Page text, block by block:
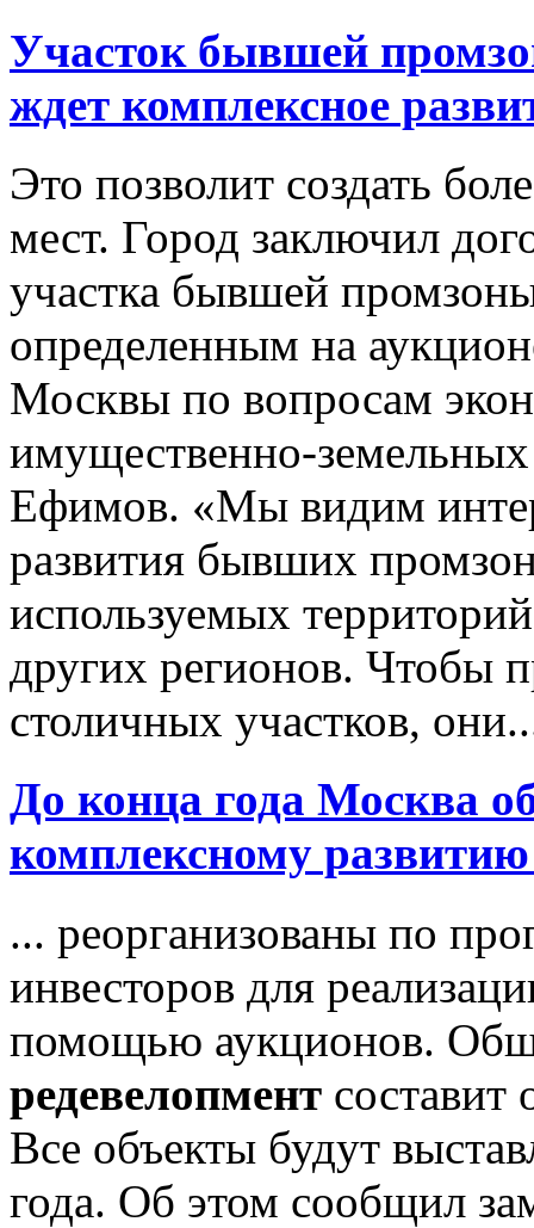
Участок бывшей
ждет комплексное
Это позволит создать
мест. Город заключил
участка бывшей
определенным на
Москвы по вопросам
имущественно-
Ефимов. «Мы видим
развития бывших
используемых
других регионов. Чтобы
столичных участков,
До конца года Москва
комплексному
... реорганизованы по
инвесторов для
помощью аукционов.
редевелопмент составит
Все объекты будут
года. Об этом сообщил